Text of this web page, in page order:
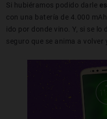
Si hubiéramos podido darle
con una batería de 4.000
ido por donde vino. Y, si se lo
seguro que se anima a volver